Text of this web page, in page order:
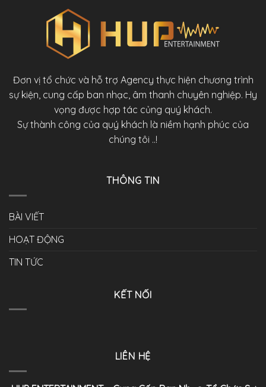
Đơn vị tổ chức và hỗ trợ Agency thực hiện chương trình
sự kiện, cung cấp ban nhạc, âm thanh chuyên nghiệp. Hy
vọng được hợp tác củng quý khách.
Sự thành công của quý khách là niềm hạnh phúc của
chúng tôi ..!
THÔNG TIN
BÀI VIẾT
HOẠT ĐỘNG
TIN TỨC
KẾT NỐI
LIÊN HỆ